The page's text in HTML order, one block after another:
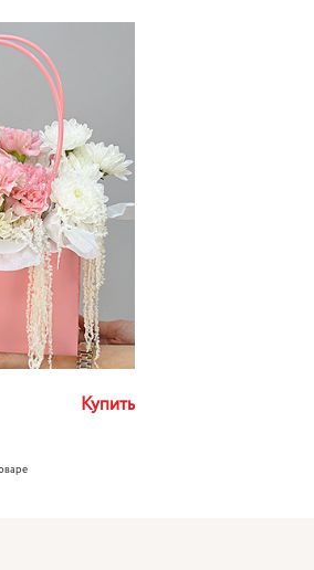
Купить